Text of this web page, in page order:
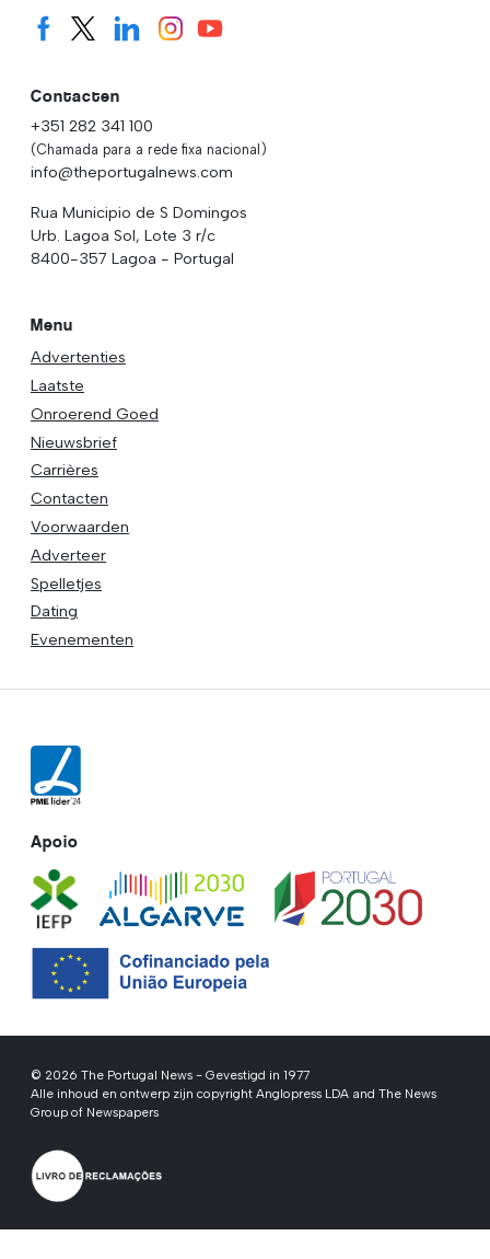
Contacten
+351 282 341 100
(Chamada para a rede fixa nacional)
info@theportugalnews.com
Rua Municipio de S Domingos
Urb. Lagoa Sol, Lote 3 r/c
8400-357 Lagoa - Portugal
Menu
Advertenties
Laatste
Onroerend Goed
Nieuwsbrief
Carrières
Contacten
Voorwaarden
Adverteer
Spelletjes
Dating
Evenementen
Apoio
© 2026 The Portugal News - Gevestigd in 1977
Alle inhoud en ontwerp zijn copyright Anglopress LDA and The News
Group of Newspapers